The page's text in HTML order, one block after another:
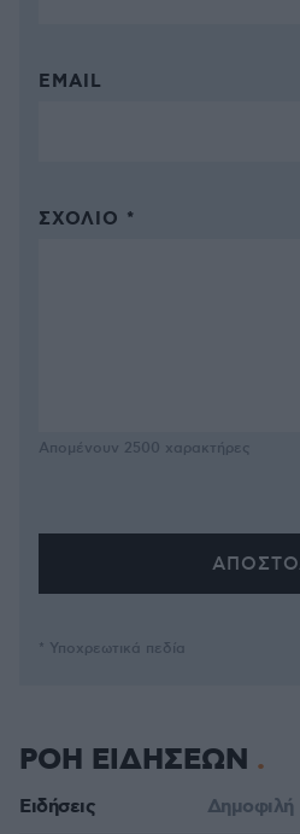
EMAIL
ΣΧΌΛΙΟ *
Απομένουν 2500 χαρακτήρες
* Υποχρεωτικά πεδία
ΡΟΗ ΕΙΔΗΣΕΩΝ
Ειδήσεις Δημοφιλή